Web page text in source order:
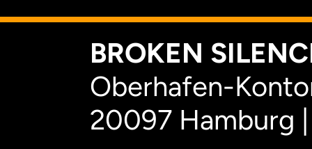
BROKEN
Oberhafen-
20097 Hamburg